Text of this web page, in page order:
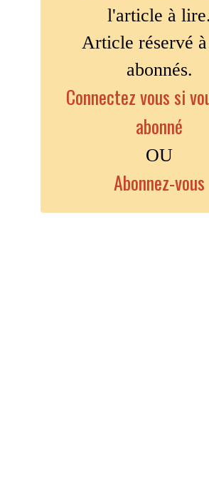
l'article à lire.
Article réservé
abonnés.
Connectez vous si
abonné
OU
Abonnez-vous